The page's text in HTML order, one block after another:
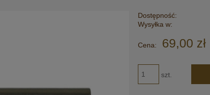
Dostępność:
Wysyłka w:
Cena: 69,00 zł
szt.